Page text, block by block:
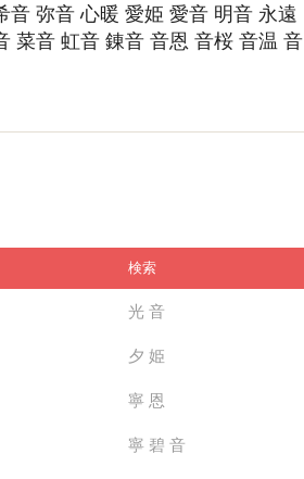
音 弥音 心暖 愛姫 愛音 明音 永遠
菜音 虹音 錬音 音恩 音桜 音温 音
検索
光 音
夕 姫
寧 恩
寧 碧 音